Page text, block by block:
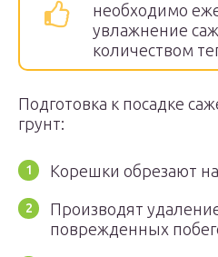
необходимо
увлажнение
количеством
Подготовка к посадке
грунт:
Корешки обрезают
Производят
поврежденных